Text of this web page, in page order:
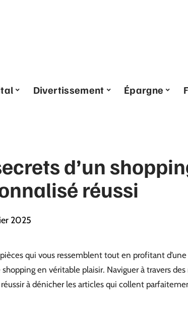
Divertissement Épargne
d’un
réussi
2025
qui vous ressemblent tout en profitant
en véritable plaisir. Naviguer à travers
à dénicher les articles qui collent